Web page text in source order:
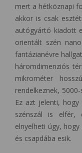
mert a hétköznapi
akkor is csak
autógyártó kiadott
orientált szén
fantázianévre
háromdimenziós
mikrométer
rendelkeznek,
Ez azt jelenti,
szénszál is elfér,
elnyelheti úgy,
és csapdába esik.